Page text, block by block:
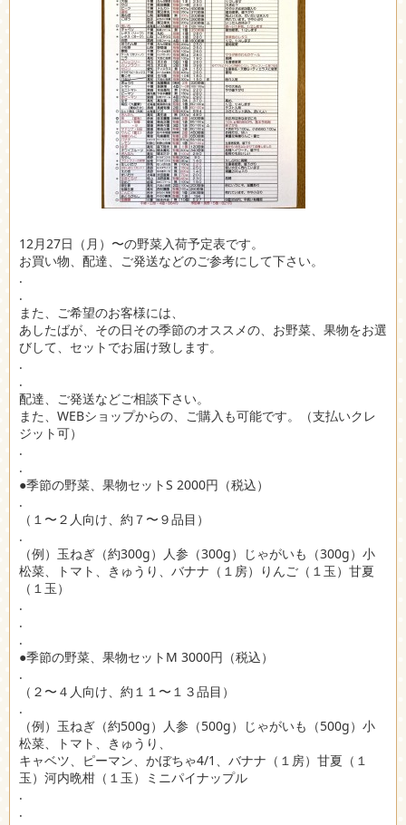
12月27日（月）〜の野菜入荷予定表です。
お買い物、配達、ご発送などのご参考にして下さい。
.
.
また、ご希望のお客様には、
あしたばが、その日その季節のオススメの、お野菜、果物をお選
びして、セットでお届け致します。
.
.
配達、ご発送などご相談下さい。
また、WEBショップからの、ご購入も可能です。（支払いクレ
ジット可）
.
.
●季節の野菜、果物セットS 2000円（税込）
.
（１〜２人向け、約７〜９品目）
.
（例）玉ねぎ（約300g）人参（300g）じゃがいも（300g）小
松菜、トマト、きゅうり、バナナ（１房）りんご（１玉）甘夏
（１玉）
.
.
.
●季節の野菜、果物セットM 3000円（税込）
.
（２〜４人向け、約１１〜１３品目）
.
（例）玉ねぎ（約500g）人参（500g）じゃがいも（500g）小
松菜、トマト、きゅうり、
キャベツ、ピーマン、かぼちゃ4/1、バナナ（１房）甘夏（１
玉）河内晩柑（１玉）ミニパイナップル
.
.